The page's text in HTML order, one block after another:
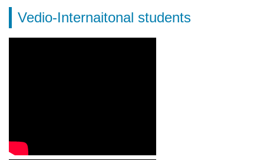
Vedio-Internaitonal students